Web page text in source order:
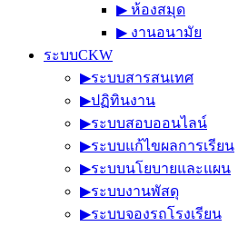
▶︎ ห้องสมุด
▶︎ งานอนามัย
ระบบCKW
▶︎ระบบสารสนเทศ
▶︎ปฏิทินงาน
▶︎ระบบสอบออนไลน์
▶︎ระบบแก้ไขผลการเรียน
▶︎ระบบนโยบายและแผน
▶︎ระบบงานพัสดุ
▶︎ระบบจองรถโรงเรียน